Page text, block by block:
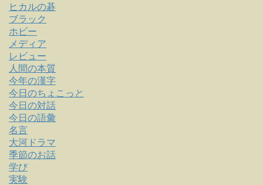
ヒカルの碁
ブラック
ホビー
メディア
レビュー
人間の本質
今年の漢字
今日のちょこっと
今日の対話
今日の語彙
名言
大河ドラマ
季節のお話
学び
実験